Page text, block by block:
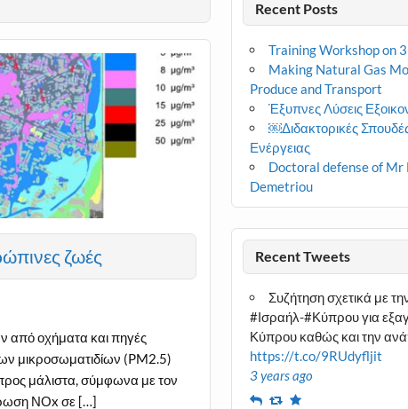
ζωές
από οχήματα και πηγές
μικροσωματιδίων (PM­2.5)
μάλιστα, σύμφωνα με τον
ΝΟx σε […]
Recent Posts
Training Workshop on
Making Natural Gas
Produce and Transport
Έξυπνες Λύσεις
￼Διδακτορικές
Ενέργειας
Doctoral defense of Mr
Demetriou
Recent Tweets
Συζήτηση σχετικά με
#Ισραήλ-#Κύπρου για
Κύπρου καθώς και την
https://t.co/9RUdyfljit
3 years ago
ReplyRetweet
Favourite